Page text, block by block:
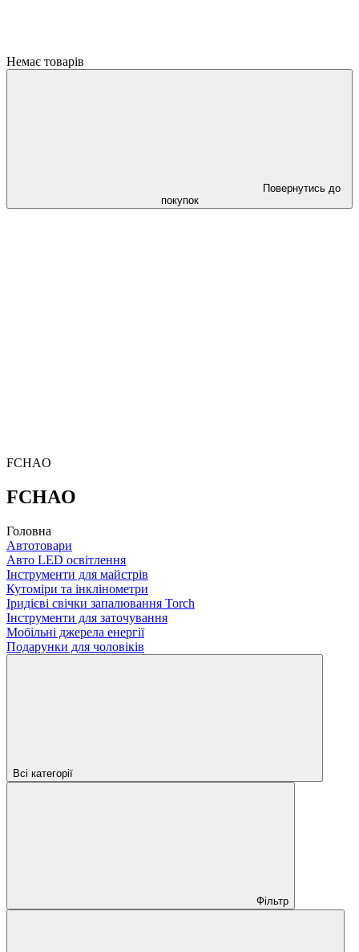
Немає товарів
Повернутись до
покупок
FCHAO
FCHAO
Головна
Автотовари
Авто LED освітлення
Інструменти для майстрів
Кутоміри та інклінометри
Іридієві свічки запалювання Torch
Інструменти для заточування
Мобільні джерела енергії
Подарунки для чоловіків
Всі категорії
Фільтр